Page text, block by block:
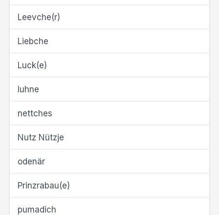
Leevche(r)
Liebche
Luck(e)
luhne
nettches
Nutz Nützje
odenär
Prinzrabau(e)
pumadich